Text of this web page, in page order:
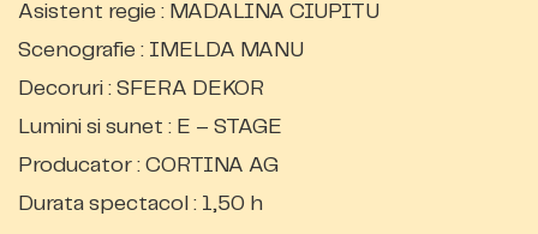
Asistent regie : MADALINA CIUPITU
Scenografie : IMELDA MANU
Decoruri : SFERA DEKOR
Lumini si sunet : E – STAGE
Producator : CORTINA AG
Durata spectacol : 1,50 h